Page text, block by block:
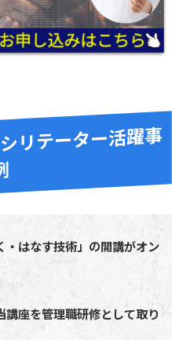
リテーター活躍事
・はなす技術」の開講がオン
座を管理職研修として取り